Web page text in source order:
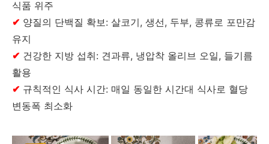
식품 위주
✔ 양질의 단백질 확보: 살코기, 생선, 두부, 콩류로 포만감
유지
✔ 건강한 지방 섭취: 견과류, 냉압착 올리브 오일, 들기름
활용
✔ 규칙적인 식사 시간: 매일 동일한 시간대 식사로 혈당
변동폭 최소화